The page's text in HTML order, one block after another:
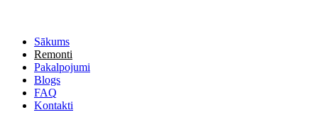
Sākums
Remonti
Pakalpojumi
Blogs
FAQ
Kontakti